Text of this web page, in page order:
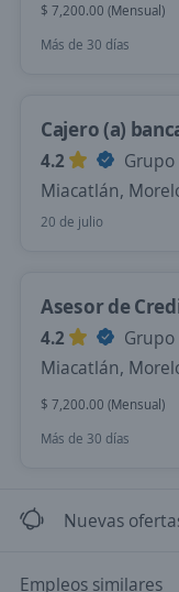
$ 7,200.00 (Mensual)
Más de 30 días
Cajero (a)
4.2
Grupo
Miacatlán,
20 de julio
Asesor de
4.2
Grupo
Miacatlán,
$ 7,200.00 (Mensual)
Más de 30 días
Nuevas
Empleos similares